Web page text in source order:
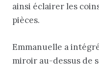
ainsi éclairer les
pièces.
Emmanuelle a
miroir au-dessus de